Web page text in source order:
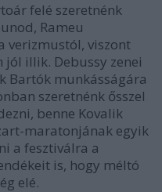
felé szeretnénk
Rameu
verizmustól, viszont
illik. Debussy zenei
Bartók munkásságára
szeretnénk ősszel
benne Kovalik
maratonjának egyik
a fesztiválra a
is, hogy méltó
elé.